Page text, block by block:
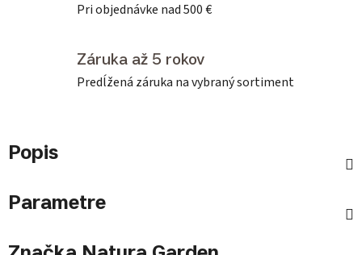
Pri objednávke nad 500 €
Záruka až 5 rokov
Predĺžená záruka na vybraný sortiment
Popis
Parametre